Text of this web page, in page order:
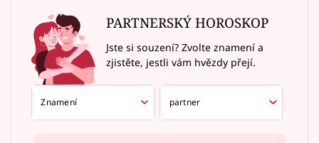
PARTNERSKÝ HOROSKOP
Jste si souzení? Zvolte znamení a
zjistěte, jestli vám hvězdy přejí.